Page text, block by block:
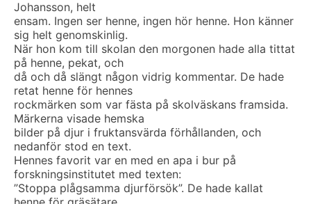
Johansson, helt
ensam. Ingen ser henne, ingen hör henne. Hon känner
sig helt genomskinlig.
När hon kom till skolan den morgonen hade alla tittat
på henne, pekat, och
då och då slängt någon vidrig kommentar. De hade
retat henne för hennes
rockmärken som var fästa på skolväskans framsida.
Märkerna visade hemska
bilder på djur i fruktansvärda förhållanden, och
nedanför stod en text.
Hennes favorit var en med en apa i bur på
forskningsinstitutet med texten:
”Stoppa plågsamma djurförsök”. De hade kallat